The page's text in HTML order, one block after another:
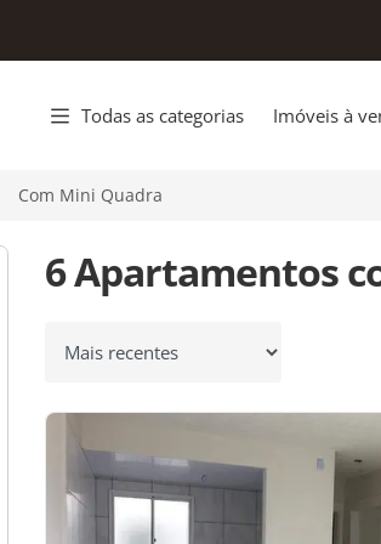
Todas as categorias Imóveis à
Com Mini Quadra
6 Apartamentos
Ordenar por